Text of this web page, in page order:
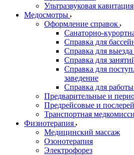
Ультразвуковая кавитация
Медосмотры
Оформление справок
Санаторно-
Справка для
Справка для
Справка для
Справка для
заведение
Справка для
Предварительные и
Предрейсовые и
Транспортная
Физиотерапия
Медицинский массаж
Озонотерапия
Электрофорез